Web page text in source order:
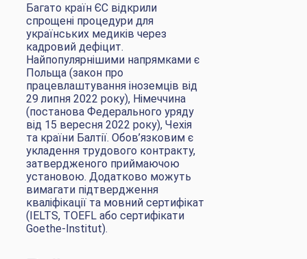
Багато країн ЄС відкрили
спрощені процедури для
українських медиків через
кадровий дефіцит.
Найпопулярнішими напрямками є
Польща (закон про
працевлаштування іноземців від
29 липня 2022 року), Німеччина
(постанова Федерального уряду
від 15 вересня 2022 року), Чехія
та країни Балтії. Обов’язковим є
укладення трудового контракту,
затвердженого приймаючою
установою. Додатково можуть
вимагати підтвердження
кваліфікації та мовний сертифікат
(IELTS, TOEFL або сертифікати
Goethe-Institut).